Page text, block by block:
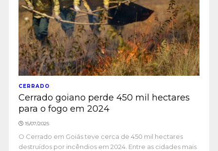
CERRADO
Cerrado goiano perde 450 mil hectares
para o fogo em 2024
15/07/2025
O Cerrado em Goiás teve cerca de 450 mil hectares
destruídos por incêndios em 2024. Entre as cidades mais